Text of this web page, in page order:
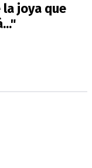
joya que